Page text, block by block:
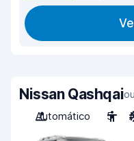
Nissan Qashqai
Automático
5